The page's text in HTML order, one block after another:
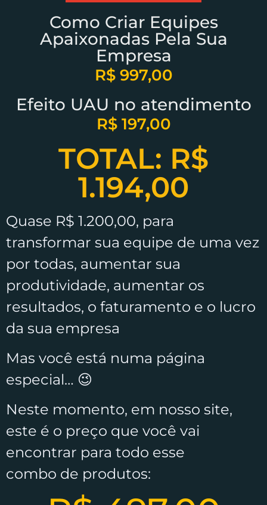
Como Criar Equipes
Apaixonadas Pela Sua
Empresa
R$ 997,00
Efeito UAU no atendimento
R$ 197,00
TOTAL: R$
1.194,00
Quase R$ 1.200,00, para
transformar sua equipe de uma vez
por todas, aumentar sua
produtividade, aumentar os
resultados, o faturamento e o lucro
da sua empresa
Mas você está numa página
especial… 😉
Neste momento, em nosso site,
este é o preço que você vai
encontrar para todo esse
combo de produtos: